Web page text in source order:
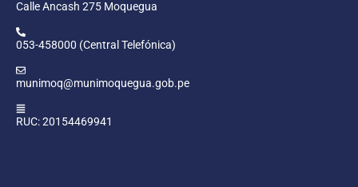
Calle Ancash 275 Moquegua
053-458000 (Central Telefónica)
munimoq@munimoquegua.gob.pe
RUC: 20154469941